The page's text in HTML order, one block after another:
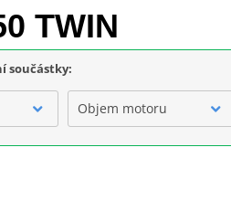
TWIN
součástky:
Objem motoru